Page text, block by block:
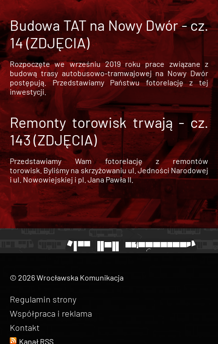
Budowa TAT na Nowy Dwór - cz.
14 (ZDJĘCIA)
Rozpoczęte we wrześniu 2019 roku prace związane z
budową trasy autobusowo-tramwajowej na Nowy Dwór
postępują. Przedstawiamy Państwu fotorelację z tej
inwestycji.
Remonty torowisk trwają - cz.
143 (ZDJĘCIA)
Przedstawiamy Wam fotorelację z remontów
torowisk. Byliśmy na skrzyżowaniu ul. Jedności Narodowej
i ul. Nowowiejskiej i pl. Jana Pawła II.
© 2026 Wrocławska Komunikacja
Regulamin strony
Współpraca i reklama
Kontakt
Kanał RSS